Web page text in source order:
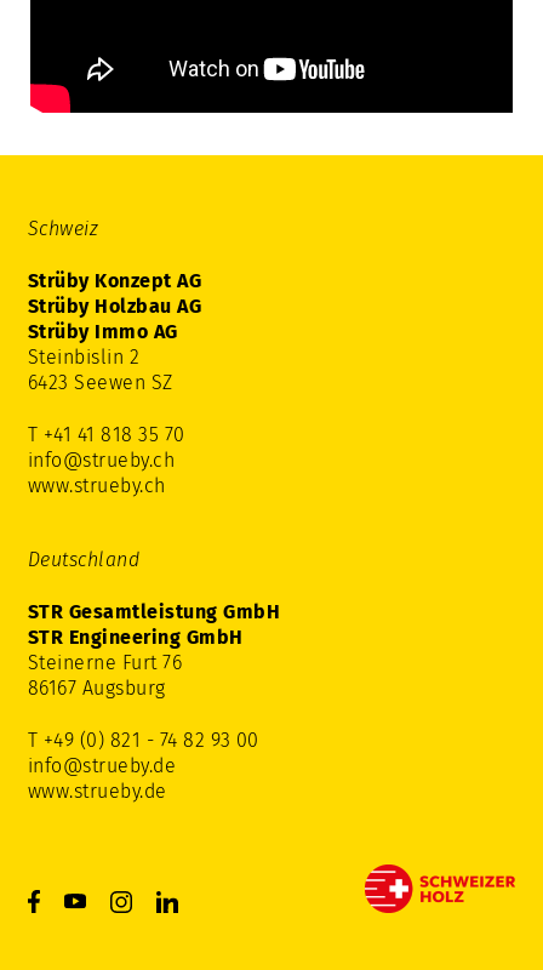
Schweiz
Strüby Konzept AG
Strüby Holzbau AG
Strüby Immo AG
Steinbislin 2
6423 Seewen SZ
T +41 41 818 35 70
info@strueby.ch
www.strueby.ch
Deutschland
STR Gesamtleistung GmbH
STR Engineering GmbH
Steinerne Furt 76
86167 Augsburg
T +49 (0) 821 - 74 82 93 00
info@strueby.de
www.strueby.de